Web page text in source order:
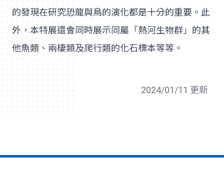
的發現在研究恐龍與鳥的演化都是十分的重要。此
外，本特展還會同時展示同屬「熱河生物群」的其
他魚類、兩棲類及爬行類的化石標本等等。
2024/01/11 更新